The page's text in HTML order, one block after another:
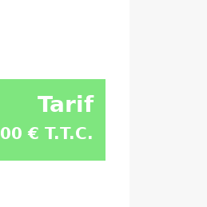
Tarif
€ T.T.C.